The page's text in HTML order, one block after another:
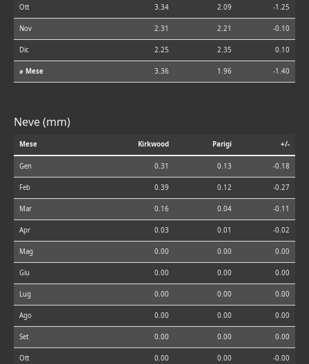
Ott 3.34 2.09 -1.25
Nov 2.31 2.21 -0.10
Dic 2.25 2.35 0.10
⌀ Mese 3.36 1.96 -1.40
Neve (mm)
Mese Kirkwood Parigi +/-
Gen 0.31 0.13 -0.18
Feb 0.39 0.12 -0.27
Mar 0.16 0.04 -0.11
Apr 0.03 0.01 -0.02
Mag 0.00 0.00 0.00
Giu 0.00 0.00 0.00
Lug 0.00 0.00 0.00
Ago 0.00 0.00 0.00
Set 0.00 0.00 0.00
Ott 0.00 0.00 -0.00